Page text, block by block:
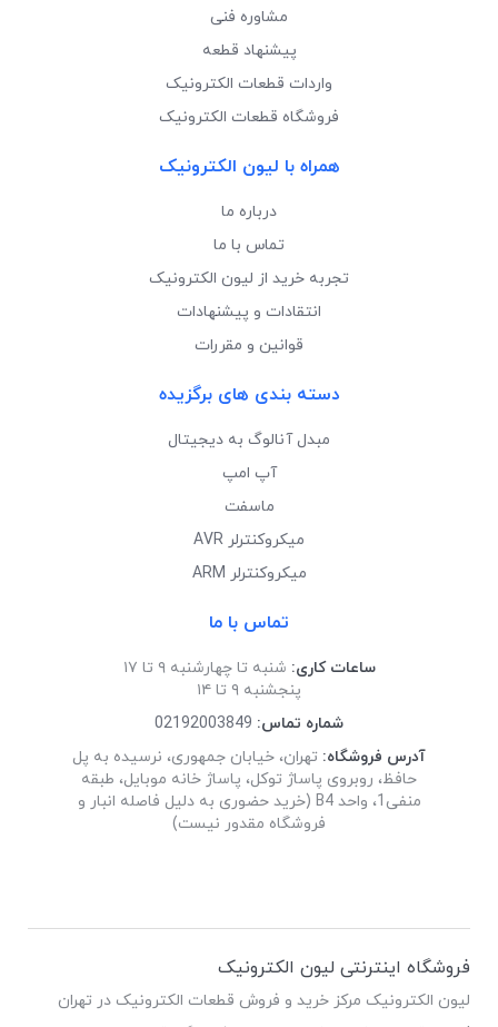
مشاوره فنی
پیشنهاد قطعه
واردات قطعات الکترونیک
فروشگاه قطعات الکترونیک
همراه با لیون الکترونیک
درباره ما
تماس با ما
تجربه خرید از لیون الکترونیک
انتقادات و پیشنهادات
قوانین و مقررات
دسته بندی های برگزیده
مبدل آنالوگ به دیجیتال
آپ امپ
ماسفت
میکروکنترلر AVR
میکروکنترلر ARM
تماس با ما
ساعات کاری: شنبه تا چهارشنبه ۹ تا ۱۷
پنجشنبه ۹ تا ۱۴
شماره تماس: 02192003849
آدرس فروشگاه: تهران، خیابان جمهوری، نرسیده به پل
حافظ، روبروی پاساژ توکل، پاساژ خانه موبایل، طبقه
منفی1، واحد B4 (خرید حضوری به دلیل فاصله انبار و
فروشگاه مقدور نیست)
فروشگاه اینترنتی لیون الکترونیک
لیون الکترونیک مرکز خرید و فروش قطعات الکترونیک در تهران